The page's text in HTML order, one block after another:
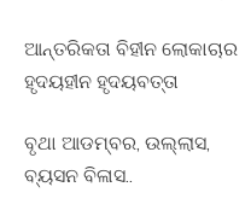
ଆନ୍ତରିକତା ବିହୀନ ଲୋକାଚାର
ହୃଦୟହୀନ ହୃଦୟବତ୍ତା
ବୃଥା ଆଡମ୍ବର, ଉଲ୍ଲାସ,
ବ୍ୟସନ ବିଳାସ..